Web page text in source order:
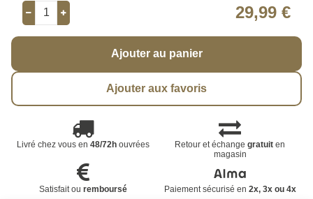
29,99 €
Ajouter au panier
Ajouter aux favoris
Livré chez vous en 48/72houvrées Retour et échangegratuit en
magasin
Satisfait ou remboursé Paiement sécurisé en 2x, 3x ou 4x